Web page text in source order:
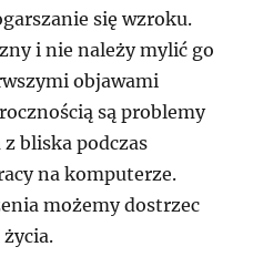
się wzroku.
i nie należy mylić go
objawami
są problemy
bliska podczas
na komputerze.
możemy dostrzec